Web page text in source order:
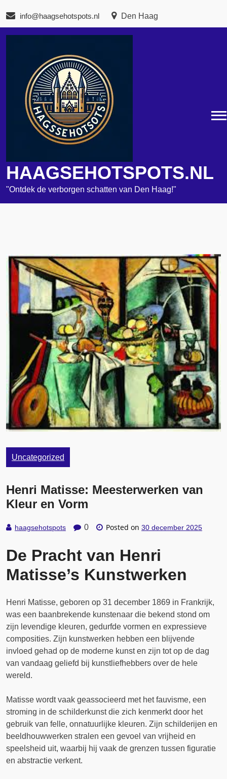
de
inhoud
info@haagsehotspots.nl Den Haag
HAAGSEHOTSPOTS.NL
"Ontdek de verborgen schatten van Den Haag!"
Uncategorized
Henri Matisse: Meesterwerken van
Kleur en Vorm
haagsehotspots 0 Posted on 30 december 2025
De Pracht van Henri
Matisse’s Kunstwerken
Henri Matisse, geboren op 31 december 1869 in Frankrijk,
was een baanbrekende kunstenaar die bekend stond om
zijn levendige kleuren, gedurfde vormen en expressieve
composities. Zijn kunstwerken hebben een blijvende
invloed gehad op de moderne kunst en zijn tot op de dag
van vandaag geliefd bij kunstliefhebbers over de hele
wereld.
Matisse wordt vaak geassocieerd met het fauvisme, een
stroming in de schilderkunst die zich kenmerkt door het
gebruik van felle, onnatuurlijke kleuren. Zijn schilderijen en
beeldhouwwerken stralen een gevoel van vrijheid en
speelsheid uit, waarbij hij vaak de grenzen tussen figuratie
en abstractie verkent.